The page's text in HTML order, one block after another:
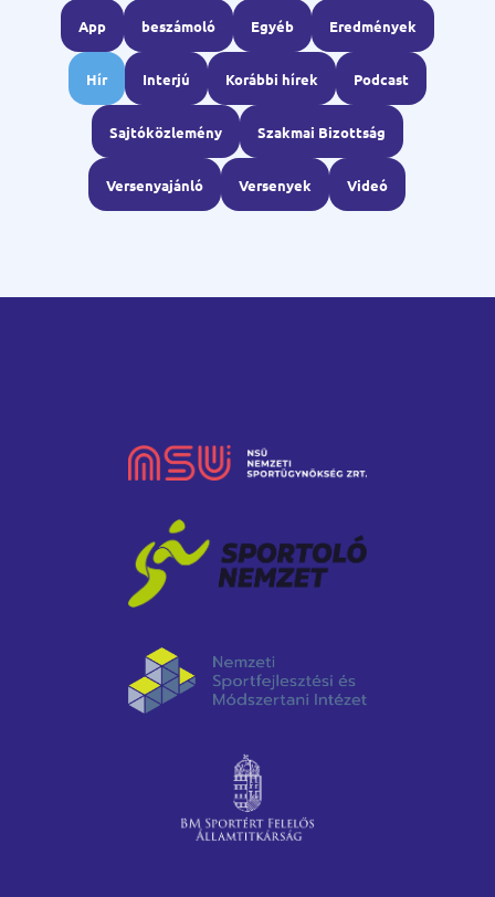
App beszámoló Egyéb Eredmények
Hír Interjú Korábbi hírek Podcast
Sajtóközlemény Szakmai Bizottság
Versenyajánló Versenyek Videó